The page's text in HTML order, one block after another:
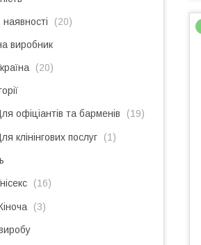
наявності 20
виробник
20
офіціантів та барменів 19
клінінгових послуг 1
16
3